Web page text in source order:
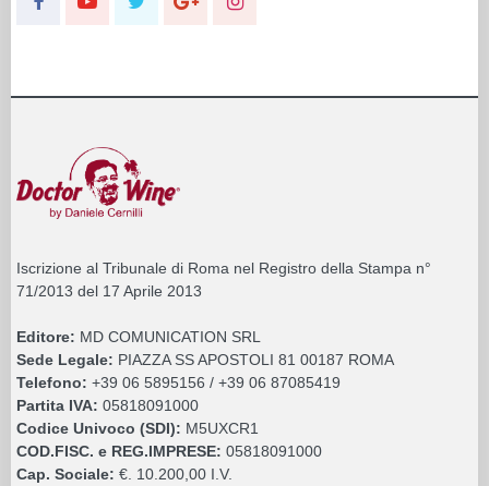
Iscrizione al Tribunale di Roma nel Registro della Stampa n°
71/2013 del 17 Aprile 2013
Editore: MD COMUNICATION SRL
Sede Legale: PIAZZA SS APOSTOLI 81 00187 ROMA
Telefono: +39 06 5895156 / +39 06 87085419
Partita IVA: 05818091000
Codice Univoco (SDI): M5UXCR1
COD.FISC. e REG.IMPRESE: 05818091000
Cap. Sociale: €. 10.200,00 I.V.